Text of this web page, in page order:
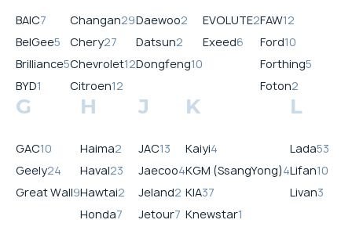
BAIC7
BelGee5
Brilliance5
BYD1
Changan29
Chery27
Chevrolet12
Citroen12
Daewoo2
Datsun2
Dongfeng10
EVOLUTE2
Exeed6
FAW12
Ford10
Forthing5
Foton2
G
GAC10
Geely24
Great Wall9
H
Haima2
Haval23
Hawtai2
Honda7
J
JAC13
Jaecoo4
Jeland2
Jetour7
K
Kaiyi4
KGM (SsangYong)4
KIA37
Knewstar1
L
Lada53
Lifan10
Livan3